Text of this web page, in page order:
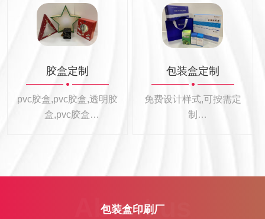
胶盒定制
pvc胶盒,pvc胶盒,透明胶
盒,pvc胶盒
包装盒定制
免费设计样式,可按需定
制
About us
包装盒印刷厂